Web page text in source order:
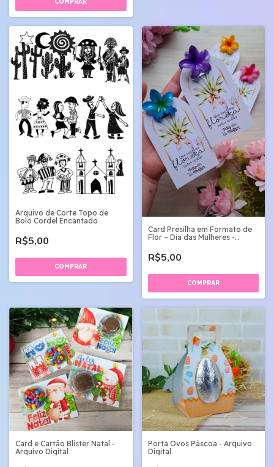
Arquivo de Corte Topo de
Bolo Cordel Encantado
R$5,00
Card Presilha em Formato de
Flor – Dia das Mulheres -
R$5,00
Card e Cartão Blister Natal -
Arquivo Digital
Porta Ovos Páscoa - Arquivo
Digital